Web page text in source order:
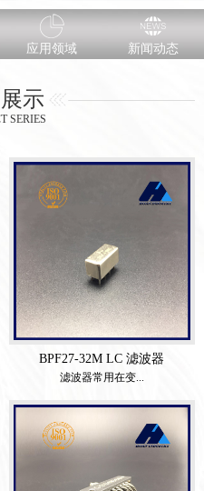
应用领域 新闻动态
示
SERIES
BPF27-32M LC 滤波器
滤波器常用在变...